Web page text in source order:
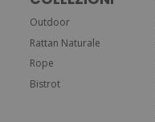
Outdoor
Rattan Naturale
Rope
Bistrot